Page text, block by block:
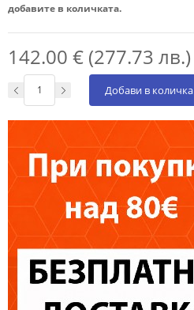
добавите в количката.
142.00 € (277.73 лв.)
Добави в количка